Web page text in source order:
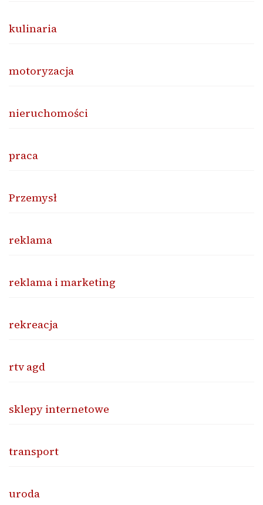
kulinaria
motoryzacja
nieruchomości
praca
Przemysł
reklama
reklama i marketing
rekreacja
rtv agd
sklepy internetowe
transport
uroda